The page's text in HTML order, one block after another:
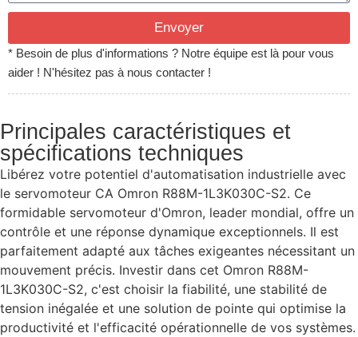
Envoyer
* Besoin de plus d'informations ? Notre équipe est là pour vous
aider ! N'hésitez pas à nous contacter !
Principales caractéristiques et
spécifications techniques
Libérez votre potentiel d'automatisation industrielle avec
le servomoteur CA Omron R88M-1L3K030C-S2. Ce
formidable servomoteur d'Omron, leader mondial, offre un
contrôle et une réponse dynamique exceptionnels. Il est
parfaitement adapté aux tâches exigeantes nécessitant un
mouvement précis. Investir dans cet Omron R88M-
1L3K030C-S2, c'est choisir la fiabilité, une stabilité de
tension inégalée et une solution de pointe qui optimise la
productivité et l'efficacité opérationnelle de vos systèmes.